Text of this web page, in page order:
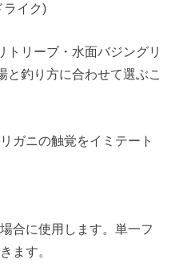
イク)
リーブ・水面バジングリ
と釣り方に合わせて選ぶこ
ガニの触覚をイミテート
合に使用します。単一フ
ます。